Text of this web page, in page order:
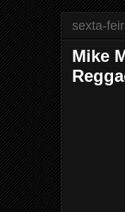
sexta-
Mike